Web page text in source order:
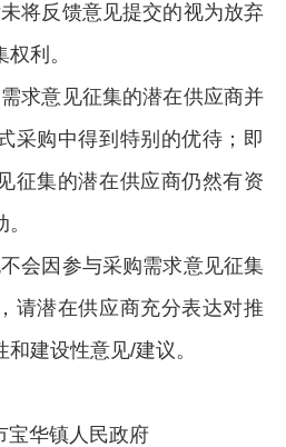
将反馈意见提交的视为放弃
利。
求意见征集的潜在供应商并
采购中得到特别的优待；即
征集的潜在供应商仍然有资
会因参与采购需求意见征集
请潜在供应商充分表达对推
建设性意见/建议。
宝华镇人民政府